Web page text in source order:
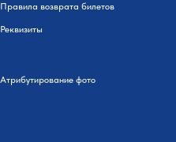
Правила возврата билетов
Реквизиты
Атрибутирование фото